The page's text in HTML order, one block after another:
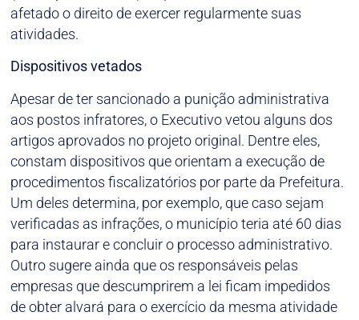
afetado o direito de exercer regularmente suas
atividades.
Dispositivos vetados
Apesar de ter sancionado a punição administrativa
aos postos infratores, o Executivo vetou alguns dos
artigos aprovados no projeto original. Dentre eles,
constam dispositivos que orientam a execução de
procedimentos fiscalizatórios por parte da Prefeitura.
Um deles determina, por exemplo, que caso sejam
verificadas as infrações, o município teria até 60 dias
para instaurar e concluir o processo administrativo.
Outro sugere ainda que os responsáveis pelas
empresas que descumprirem a lei ficam impedidos
de obter alvará para o exercício da mesma atividade